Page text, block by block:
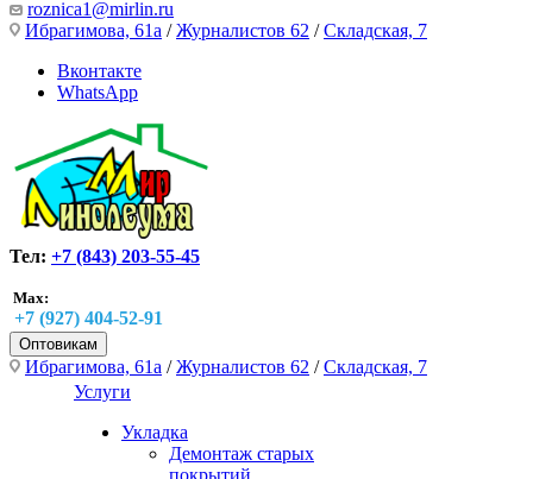
roznica1@mirlin.ru
Ибрагимова, 61а /Журналистов 62 /Складская, 7
Вконтакте
WhatsApp
Тел: +7 (843) 203-55-45
Max:
+7 (927) 404-52-91
Оптовикам
Ибрагимова, 61а /Журналистов 62 /Складская, 7
Услуги
Укладка
Демонтаж старых
покрытий